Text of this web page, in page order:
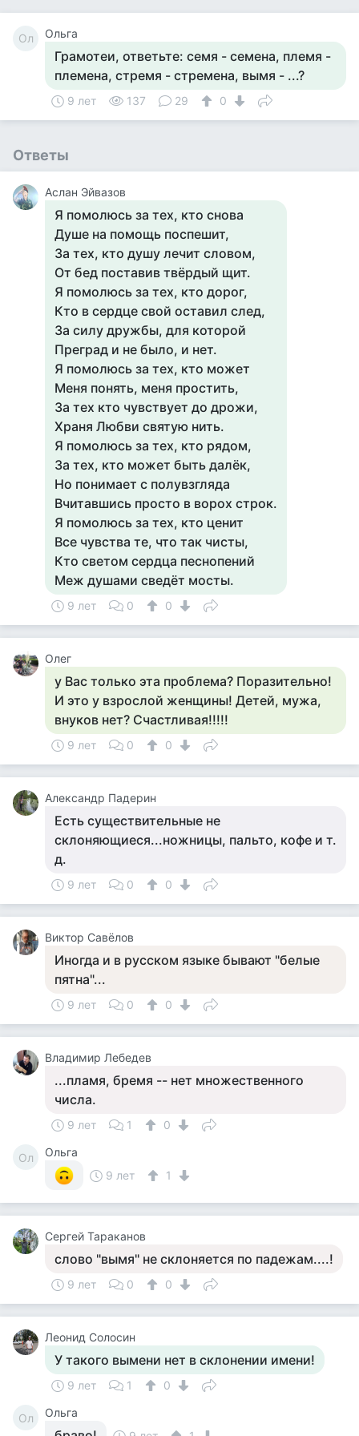
Ол Ольга
Грамотеи, ответьте: семя - семена, племя -
племена, стремя - стремена, вымя - ...?
9 лет 137 29 0
Ответы
Аслан Эйвазов
Я помолюсь за тех, кто снова
Душе на помощь поспешит,
За тех, кто душу лечит словом,
От бед поставив твёрдый щит.
Я помолюсь за тех, кто дорог,
Кто в сердце свой оставил след,
За силу дружбы, для которой
Преград и не было, и нет.
Я помолюсь за тех, кто может
Меня понять, меня простить,
За тех кто чувствует до дрожи,
Храня Любви святую нить.
Я помолюсь за тех, кто рядом,
За тех, кто может быть далёк,
Но понимает с полувзгляда
Вчитавшись просто в ворох строк.
Я помолюсь за тех, кто ценит
Все чувства те, что так чисты,
Кто светом сердца песнопений
Меж душами сведёт мосты.
9 лет 0 0
Олег
у Вас только эта проблема? Поразительно!
И это у взрослой женщины! Детей, мужа,
внуков нет? Счастливая!!!!!
9 лет 0 0
Александр Падерин
Есть существительные не
склоняющиеся...ножницы, пальто, кофе и т.
д.
9 лет 0 0
Виктор Савёлов
Иногда и в русском языке бывают "белые
пятна"...
9 лет 0 0
Владимир Лебедев
...пламя, бремя -- нет множественного
числа.
9 лет 1 0
Ол
Ольга
9 лет
1
Сергей Тараканов
слово "вымя" не склоняется по падежам....!
9 лет 0 0
Леонид Солосин
У такого вымени нет в склонении имени!
9 лет 1 0
Ол Ольга